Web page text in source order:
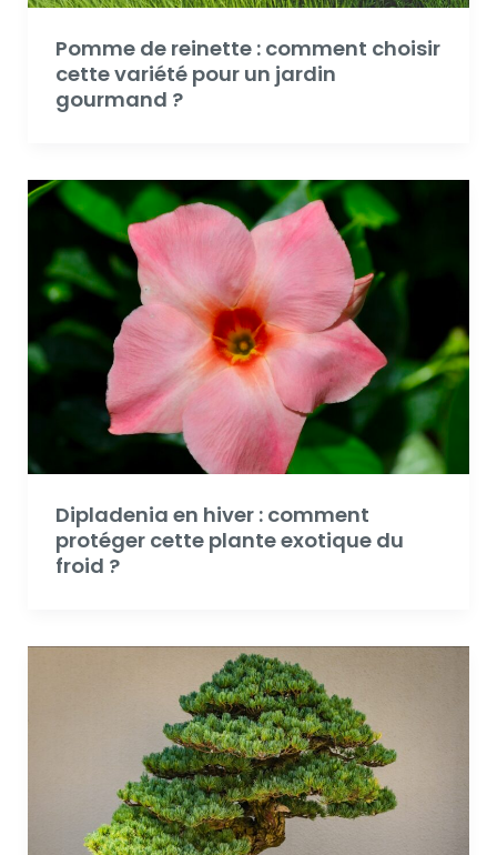
Pomme de reinette : comment choisir
cette variété pour un jardin
gourmand ?
Dipladenia en hiver : comment
protéger cette plante exotique du
froid ?